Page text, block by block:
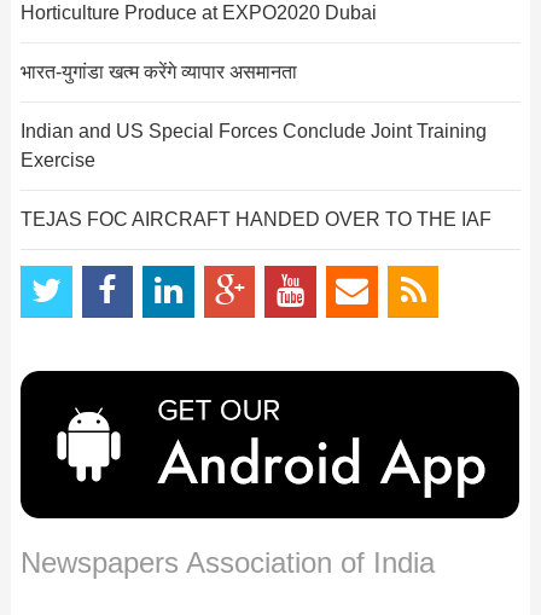
Horticulture Produce at EXPO2020 Dubai
भारत-युगांडा खत्म करेंगे व्यापार असमानता
Indian and US Special Forces Conclude Joint Training
Exercise
TEJAS FOC AIRCRAFT HANDED OVER TO THE IAF
Newspapers Association of India